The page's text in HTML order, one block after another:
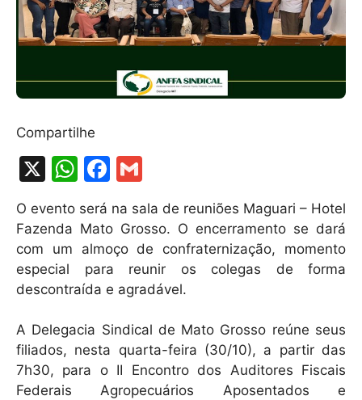
Compartilhe
X
W
at
s
A
p
p
F
c
e
b
o
o
k
m
ai
l
O evento será na sala de reuniões Maguari – Hotel
Fazenda Mato Grosso. O encerramento se dará
com um almoço de confraternização, momento
especial para reunir os colegas de forma
descontraída e agradável.
A Delegacia Sindical de Mato Grosso reúne seus
filiados, nesta quarta-feira (30/10), a partir das
7h30, para o II Encontro dos Auditores Fiscais
Federais Agropecuários Aposentados e